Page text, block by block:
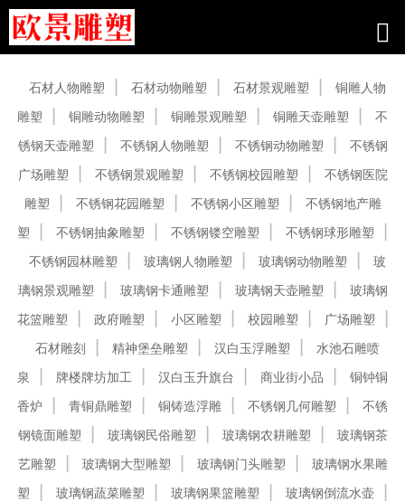
石材人物雕塑 石材动物雕塑 石材景观雕塑
铜雕人物
雕塑
铜雕动物雕塑 铜雕景观雕塑 铜雕天壶雕塑
不
锈钢天壶雕塑
不锈钢人物雕塑 不锈钢动物雕塑
不锈钢
广场雕塑
不锈钢景观雕塑 不锈钢校园雕塑
不锈钢医院
雕塑
不锈钢花园雕塑 不锈钢小区雕塑
不锈钢地产雕
塑
不锈钢抽象雕塑 不锈钢镂空雕塑
不锈钢球形雕塑
不锈钢园林雕塑
玻璃钢人物雕塑 玻璃钢动物雕塑
玻
璃钢景观雕塑
玻璃钢卡通雕塑 玻璃钢天壶雕塑
玻璃钢
花篮雕塑
政府雕塑 小区雕塑 校园雕塑
广场雕塑
石材雕刻
精神堡垒雕塑 汉白玉浮雕塑
水池石雕喷
泉
牌楼牌坊加工 汉白玉升旗台 商业街小品
铜钟铜
香炉
青铜鼎雕塑 铜铸造浮雕 不锈钢几何雕塑
不锈
钢镜面雕塑
玻璃钢民俗雕塑 玻璃钢农耕雕塑
玻璃钢茶
艺雕塑
玻璃钢大型雕塑 玻璃钢门头雕塑
玻璃钢水果雕
塑
玻璃钢蔬菜雕塑 玻璃钢果篮雕塑
玻璃钢倒流水壶